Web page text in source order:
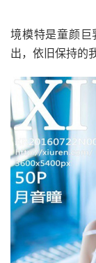
境模特是童颜巨
出，依旧保持的